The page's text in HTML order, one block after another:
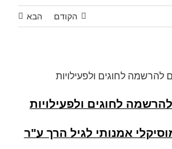
הקודם הבא
להרשמה לחוגים ולפעילויות
לחוגים ולפעילויות
אמנותי לגיל הרך ע"ר